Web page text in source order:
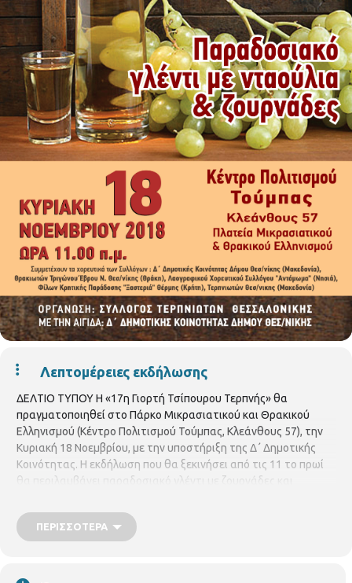
Λεπτομέρειες εκδήλωσης
ΔΕΛΤΙΟ ΤΥΠΟΥ Η «17η Γιορτή Τσίπουρου Τερπνής» θα
πραγματοποιηθεί στο Πάρκο Μικρασιατικού και Θρακικού
Ελληνισμού (Κέντρο Πολιτισμού Τούμπας, Κλεάνθους 57), την
Κυριακή 18 Νοεμβρίου, με την υποστήριξη της Δ΄ Δημοτικής
Κοινότητας. Η εκδήλωση που θα ξεκινήσει από τις 11 το πρωί
θα περιλαμβάνει παραδοσιακό γλέντι με ζουρνάδες και
συγκροτημάτων : του Συλλόγου Τερπνιωτών Θεσσαλονίκης,
του Χορευτικού Συλλόγου Δ΄ Δημοτικής Κοινότητας του Δήμου
«ΞΑΣΤΕΡΙΑ» Θέρμης, του Συλλόγου Θρακιωτών Τριγώνου
ΠΕΡΙΣΣΌΤΕΡΑ